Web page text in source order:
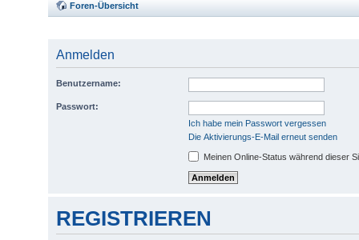
Foren-Übersicht
Anmelden
Benutzername:
Passwort:
Ich habe mein Passwort vergessen
Die Aktivierungs-E-Mail erneut senden
Meinen Online-Status während dieser
REGISTRIEREN